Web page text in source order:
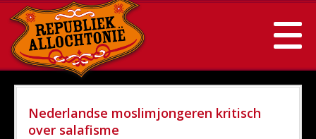
Nederlandse moslimjongeren kritisch
over salafisme